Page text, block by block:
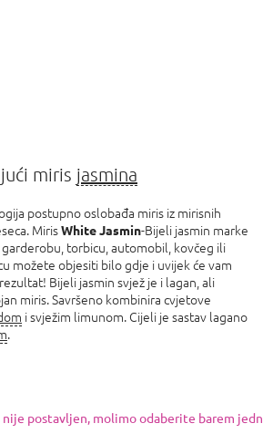
miris jasmina
postupno oslobađa miris iz mirisnih
MirisWhite Jasmin-Bijeli jasmin marke
garderobu, torbicu, automobil, kovčeg ili
možete objesiti bilo gdje i uvijek će vam
Bijeli jasmin svjež je i lagan, ali
miris. Savršeno kombinira cvjetove
i svježim limunom. Cijeli je sastav lagano
.
nije postavljen, molimo odaberite barem